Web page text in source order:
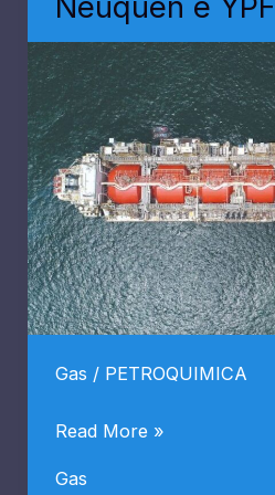
para
Vaca
Muerta
Gas / PETROQUIMICA
Argentina
Read More »
Gas